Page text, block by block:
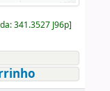
341.3527 J96p]